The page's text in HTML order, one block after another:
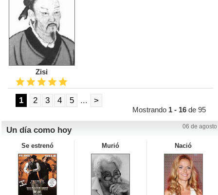
Zisi
1 2 3 4 5 ... >
Mostrando 1 - 16 de 95
Un día como hoy 06 de agosto
Se estrenó Murió Nació